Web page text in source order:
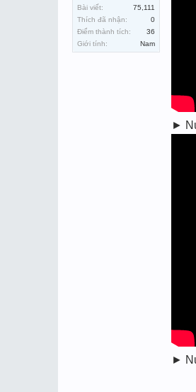
Bài viết:
75,111
Thích đã nhận:
0
Điểm thành tích:
36
Giới tính:
Nam
►
►